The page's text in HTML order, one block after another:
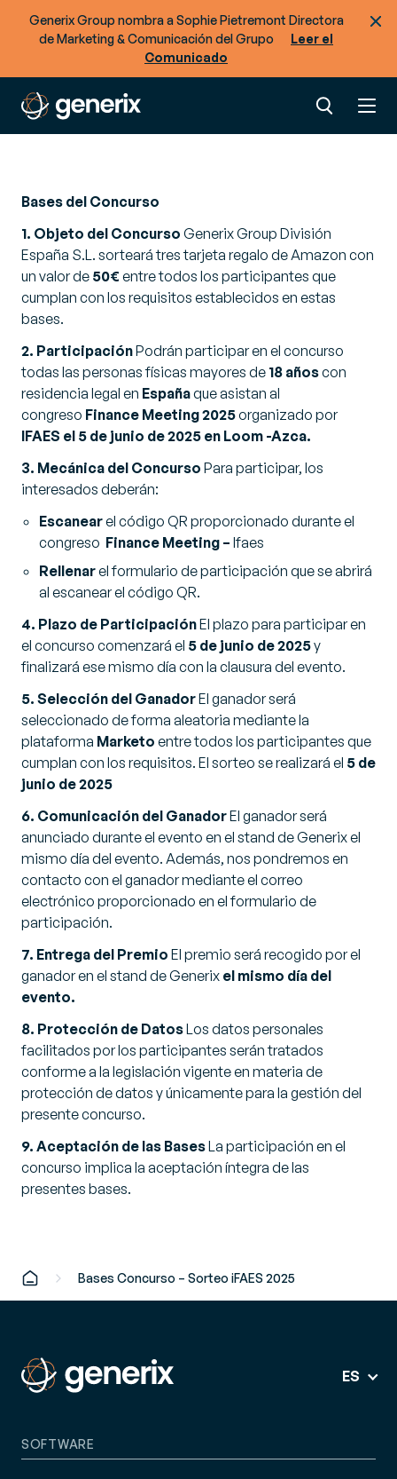
Generix Group nombra a Sophie Pietremont Directora
de Marketing & Comunicación del Grupo
Leer el
Comunicado
Bases del Concurso
1. Objeto del Concurso Generix Group División
España S.L. sorteará tres tarjeta regalo de Amazon con
un valor de 50€ entre todos los participantes que
cumplan con los requisitos establecidos en estas
bases.
2. ParticipaciónPodrán participar en el concurso
todas las personas físicas mayores de 18 añoscon
residencia legal en Españaque asistan al
congreso Finance Meeting 2025organizado por
IFAES el 5 de junio de 2025 en Loom -Azca.
3. Mecánica del Concurso Para participar, los
interesados deberán:
Escanearel código QR proporcionado durante el
congreso Finance Meeting – Ifaes
Rellenarel formulario de participación que se abrirá
al escanear el código QR.
4. Plazo de ParticipaciónEl plazo para participar en
el concurso comenzará el 5 de junio de 2025y
finalizará ese mismo día con la clausura del evento.
5. Selección del GanadorEl ganador será
seleccionado de forma aleatoria mediante la
plataforma Marketo entre todos los participantes que
cumplan con los requisitos. El sorteo se realizará el 5 de
junio de 2025
6. Comunicación del GanadorEl ganador será
anunciado durante el evento en el stand de Generix el
mismo día del evento. Además, nos pondremos en
contacto con el ganador mediante el correo
electrónico proporcionado en el formulario de
participación.
7. Entrega del Premio El premio será recogido por el
ganador en el stand de Generix el mismo día del
evento.
8. Protección de DatosLos datos personales
facilitados por los participantes serán tratados
conforme a la legislación vigente en materia de
protección de datos y únicamente para la gestión del
presente concurso.
9. Aceptación de las BasesLa participación en el
concurso implica la aceptación íntegra de las
presentes bases.
Bases Concurso – Sorteo iFAES 2025
ES
SOFTWARE